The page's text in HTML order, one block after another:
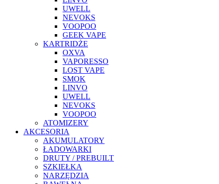
UWELL
NEVOKS
VOOPOO
GEEK VAPE
KARTRIDŻE
OXVA
VAPORESSO
LOST VAPE
SMOK
LINVO
UWELL
NEVOKS
VOOPOO
ATOMIZERY
AKCESORIA
AKUMULATORY
ŁADOWARKI
DRUTY / PREBUILT
SZKIEŁKA
NARZĘDZIA